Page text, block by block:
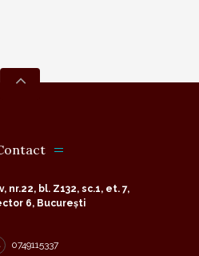
nr.22, bl. Z132, sc.1, et. 7,
6, București
0749115337